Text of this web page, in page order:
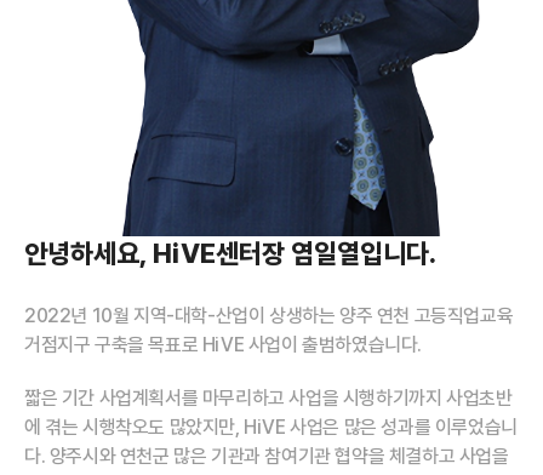
안녕하세요, HiVE센터장 염일열입니다.
2022년 10월 지역-대학-산업이 상생하는 양주 연천 고등직업교육
거점지구 구축을 목표로 HiVE 사업이 출범하였습니다.
짧은 기간 사업계획서를 마무리하고 사업을 시행하기까지 사업초반
에 겪는 시행착오도 많았지만, HiVE 사업은 많은 성과를 이루었습니
다. 양주시와 연천군 많은 기관과 참여기관 협약을 체결하고 사업을